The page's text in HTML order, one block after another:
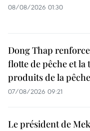
08/08/2026 01:30
Dong Thap
flotte de pêche et la
produits de la pêche
07/08/2026 09:21
Le président de